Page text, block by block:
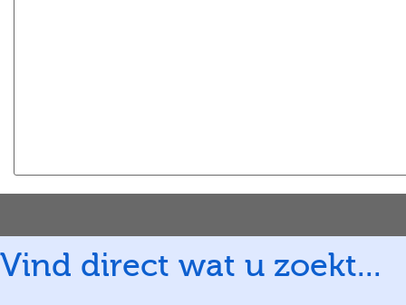
Vind direct wat u zoekt...